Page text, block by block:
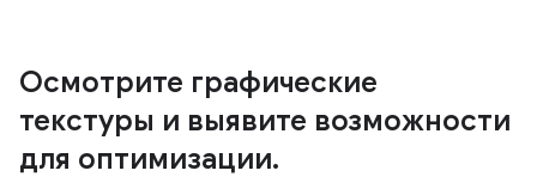
Осмотрите графические
текстуры и выявите возможности
для оптимизации.